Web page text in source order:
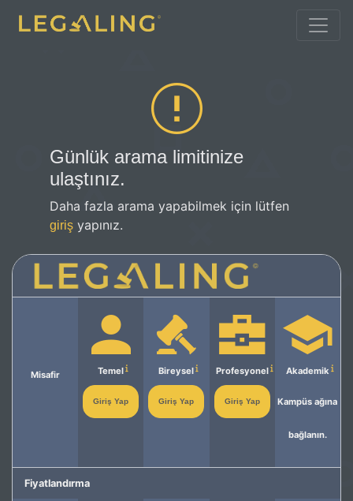
Günlük arama limitinize
ulaştınız.
Daha fazla arama yapabilmek için lütfen
giriş yapınız.
Misafir Temel
Giriş Yap
Bireysel
Giriş Yap
Profesyonel
Giriş Yap
Akademik
Kampüs ağına
bağlanın.
Fiyatlandırma